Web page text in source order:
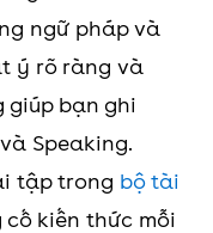
ngữ pháp và
ý rõ ràng và
giúp bạn ghi
Speaking.
tập trong bộ tài
cố kiến thức mỗi